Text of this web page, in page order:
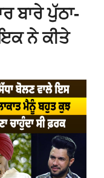
ਬਾਰੇ ਪੁੱਠਾ-
ਨੇ ਕੀਤੇ